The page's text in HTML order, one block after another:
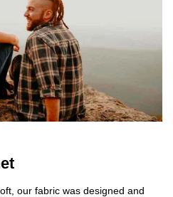
our fabric was designed and